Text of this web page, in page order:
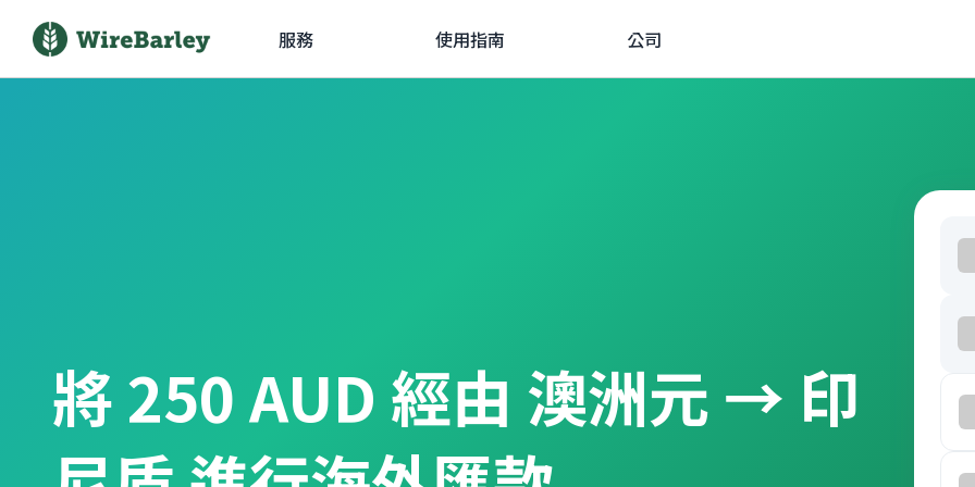
服務 使用指南 公司
將 250 AUD 經由 澳洲元 → 印